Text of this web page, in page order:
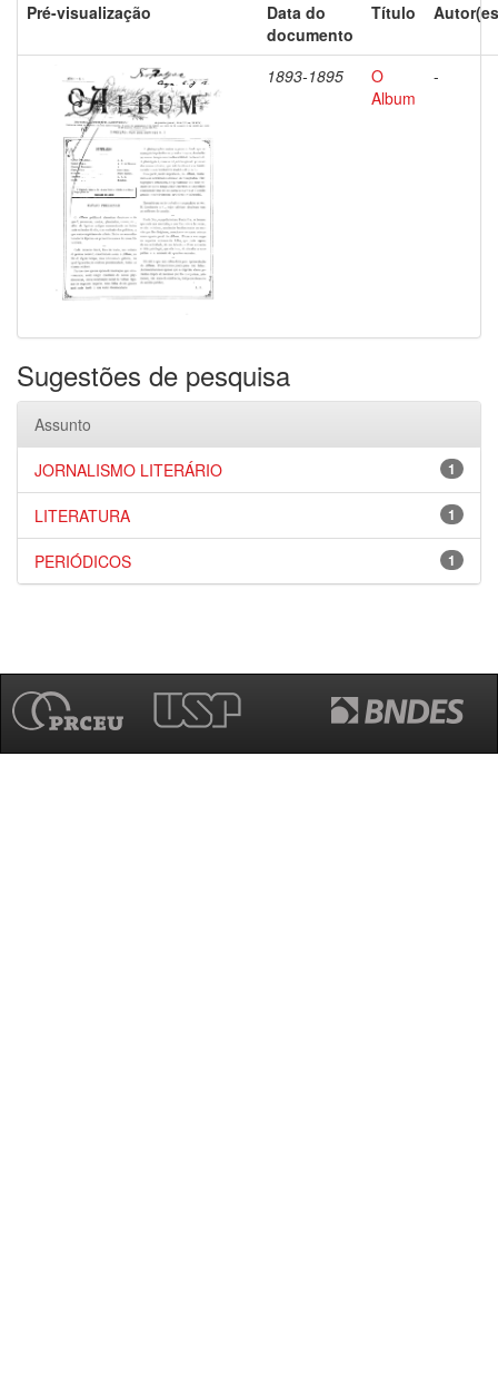
Pré-visualização
Data do
documento
Título
1893-1895
O
Album
-
Sugestões de pesquisa
Assunto
1
JORNALISMO LITERÁRIO
1
LITERATURA
1
PERIÓDICOS